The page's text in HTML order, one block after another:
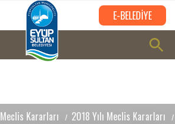
E-BELEDİYE
Meclis Kararları 2018 Yılı Meclis Kararları